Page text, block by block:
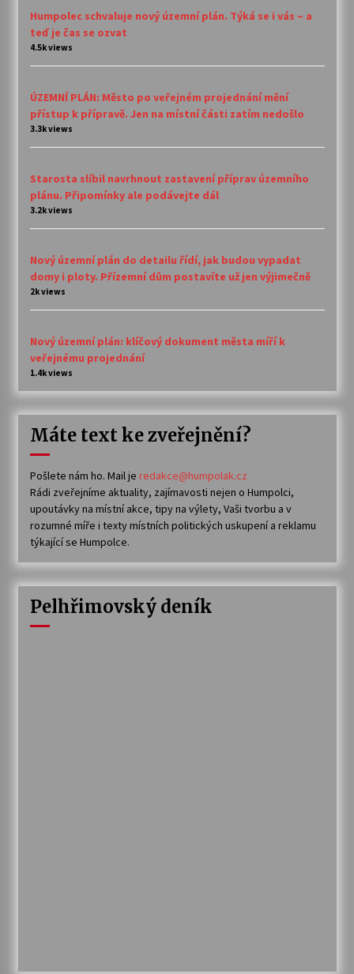
Humpolec schvaluje nový územní plán. Týká se i vás – a
teď je čas se ozvat
4.5k views
ÚZEMNÍ PLÁN: Město po veřejném projednání mění
přístup k přípravě. Jen na místní části zatím nedošlo
3.3k views
Starosta slíbil navrhnout zastavení příprav územního
plánu. Připomínky ale podávejte dál
3.2k views
Nový územní plán do detailu řídí, jak budou vypadat
domy i ploty. Přízemní dům postavíte už jen výjimečně
2k views
Nový územní plán: klíčový dokument města míří k
veřejnému projednání
1.4k views
Máte text ke zveřejnění?
Pošlete nám ho. Mail je redakce@humpolak.cz
Rádi zveřejníme aktuality, zajímavosti nejen o Humpolci,
upoutávky na místní akce, tipy na výlety, Vaši tvorbu a v
rozumné míře i texty místních politických uskupení a reklamu
týkající se Humpolce.
Pelhřimovský deník